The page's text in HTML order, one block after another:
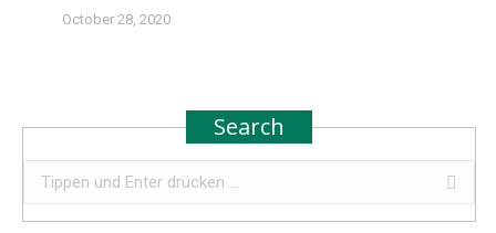
October 28, 2020
Search
Search: